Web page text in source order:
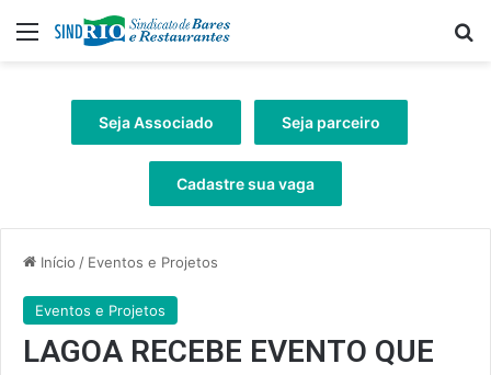
Menu
Seja Associado Seja parceiro
Cadastre sua vaga
Início / Eventos e Projetos
Eventos e Projetos
LAGOA RECEBE EVENTO QUE